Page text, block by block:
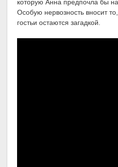
которую Анна предпочла бы
Особую нервозность вносит
гостьи остаются загадкой.